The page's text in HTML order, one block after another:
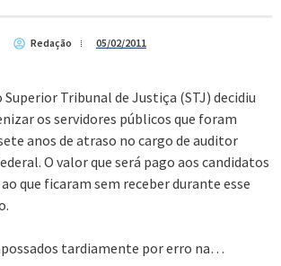
Redação 05/02/2011
Tribunal de Justiça (STJ) decidiu
os servidores públicos que foram
anos de atraso no cargo de auditor
O valor que será pago aos candidatos
que ficaram sem receber durante esse
tardiamente por erro na…